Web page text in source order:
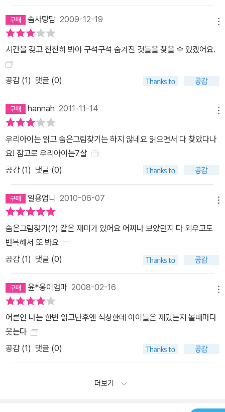
솜사탕맘 2009-12-19
시간을 갖고 천천히 봐야 구석구석 숨겨진 것들을 찾을 수 있겠어요.
공감 (1) 댓글 (0)
hannah 2011-11-14
우리아이는 읽고 숨은그림찾기는 하지 않네요 읽으면서 다 찾았다나
요! 참고로 우리아이는7살
공감 (1) 댓글 (0)
일용엄니 2010-06-07
숨은그림찾기(?) 같은 재미가 있어요 어찌나 보았던지 다 외우고도
반복해서 또 봐요
공감 (1) 댓글 (0)
윤*웅이엄마 2008-02-16
어른인 나는 한번 읽고난후엔 식상한데 아이들은 재밌는지 볼때마다
웃는다
공감 (1) 댓글 (0)
더보기